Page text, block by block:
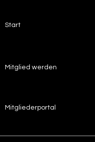
Start
Mitglied werden
Mitgliederportal